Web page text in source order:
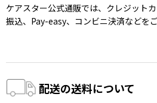
ケアスター公式通販では、クレジット
振込、Pay-easy、コンビニ決済などを
配送の送料について